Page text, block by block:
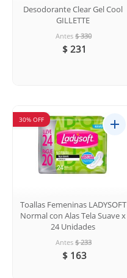
Desodorante Clear Gel Cool
GILLETTE
Antes $ 330
$ 231
30% OFF
Toallas Femeninas LADYSOFT
Normal con Alas Tela Suave x
24 Unidades
Antes $ 233
$ 163